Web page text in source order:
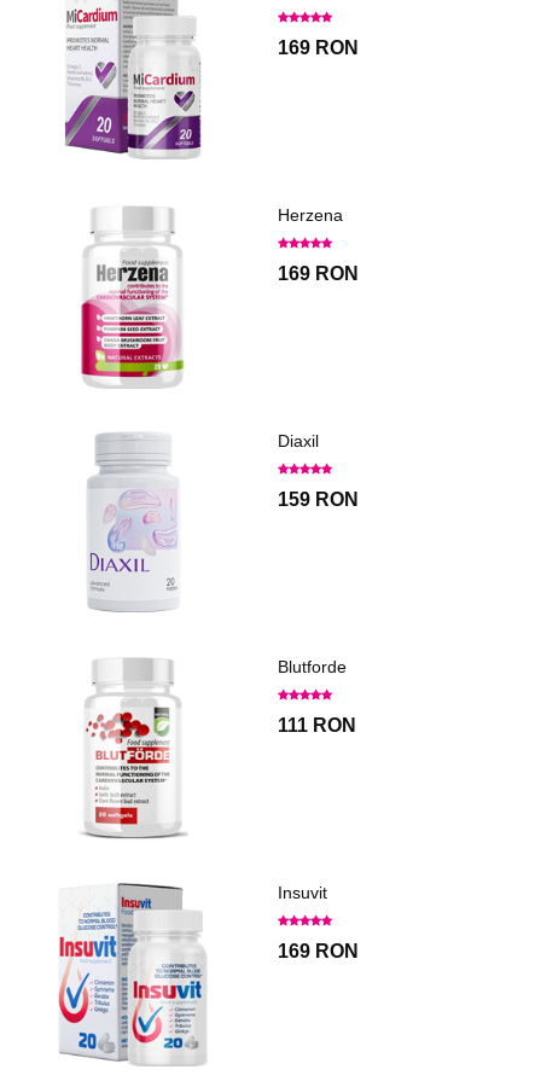
169 RON
Herzena
169 RON
Diaxil
159 RON
Blutforde
111 RON
Insuvit
169 RON